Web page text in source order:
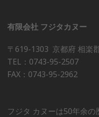
有限会社 フジタカヌー
〒619-1303 京都府 相楽
TEL：0743-95-2507
FAX：0743-95-2962
フジタ カヌーは50年余